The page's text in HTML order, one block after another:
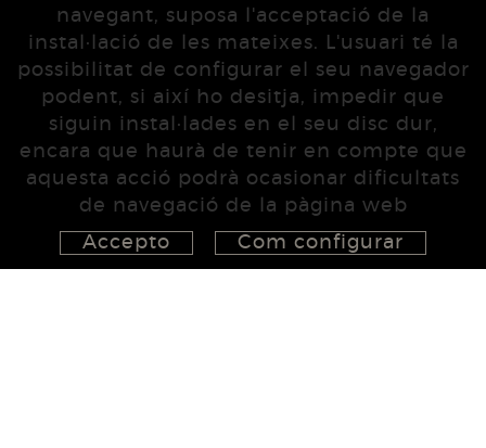
navegant, suposa l'acceptació de la
instal·lació de les mateixes. L'usuari té la
possibilitat de configurar el seu navegador
podent, si així ho desitja, impedir que
siguin instal·lades en el seu disc dur,
encara que haurà de tenir en compte que
aquesta acció podrà ocasionar dificultats
de navegació de la pàgina web
Accepto
Com configurar